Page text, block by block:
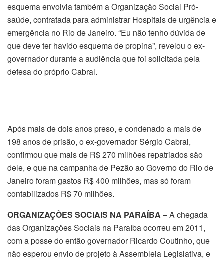
esquema envolvia também a Organização Social Pró-
saúde, contratada para administrar Hospitais de urgência e
emergência no Rio de Janeiro. “Eu não tenho dúvida de
que deve ter havido esquema de propina”, revelou o ex-
governador durante a audiência que foi solicitada pela
defesa do próprio Cabral.
Após mais de dois anos preso, e condenado a mais de
198 anos de prisão, o ex-governador Sérgio Cabral,
confirmou que mais de R$ 270 milhões repatriados são
dele, e que na campanha de Pezão ao Governo do Rio de
Janeiro foram gastos R$ 400 milhões, mas só foram
contabilizados R$ 70 milhões.
ORGANIZAÇÕES SOCIAIS NA PARAÍBA – A chegada
das Organizações Sociais na Paraíba ocorreu em 2011,
com a posse do então governador Ricardo Coutinho, que
não esperou envio de projeto à Assembleia Legislativa, e